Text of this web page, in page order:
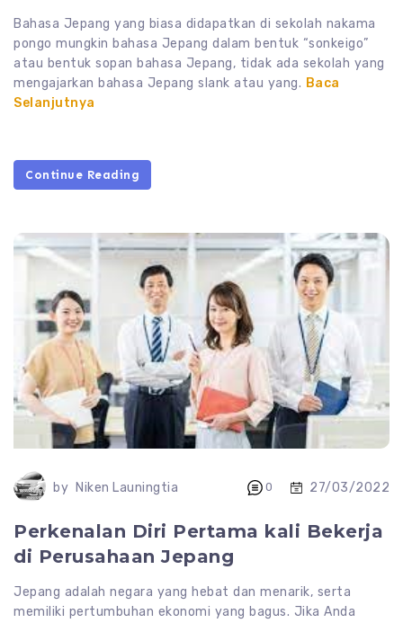
Bahasa Jepang yang biasa didapatkan di sekolah nakama
pongo mungkin bahasa Jepang dalam bentuk “sonkeigo”
atau bentuk sopan bahasa Jepang, tidak ada sekolah yang
mengajarkan bahasa Jepang slank atau yang. Baca
Selanjutnya
Continue Reading
by Niken Launingtia 0 27/03/2022
Perkenalan Diri Pertama kali Bekerja
di Perusahaan Jepang
Jepang adalah negara yang hebat dan menarik, serta
memiliki pertumbuhan ekonomi yang bagus. Jika Anda